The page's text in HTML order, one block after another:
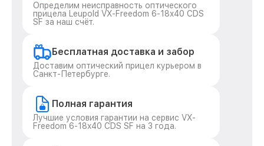
Определим неисправность оптического
прицела Leupold VX-Freedom 6-18x40 CDS
SF за наш счёт.
Бесплатная доставка и забор
Доставим оптический прицел курьером в
Санкт-Петербурге.
Полная гарантия
Лучшие условия гарантии на сервис VX-
Freedom 6-18x40 CDS SF на 3 года.